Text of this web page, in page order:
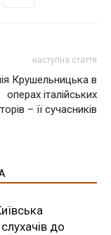
наступна стаття
Крушельницька в
операх італійських
– її сучасників
до